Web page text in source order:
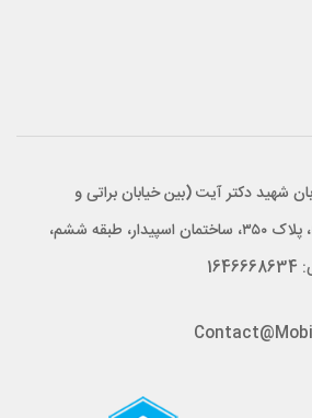
شهید دکتر آیت (بین خیابان براتی و
خیابان قاسم زاده)، پلاک ۳۵۰، ساختمان اسپیدار، طبقه ششم،